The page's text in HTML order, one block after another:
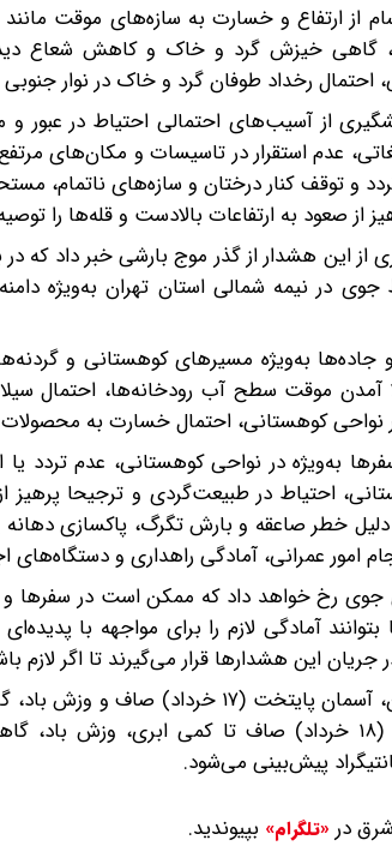
ارتفاع و خسارت به سازه‌های موقت مانند
گاهی خیزش گرد و خاک و کاهش شعاع دید
احتمال رخداد طوفان گرد و خاک در نوار
از آسیب‌های احتمالی احتیاط در عبور و
عدم استقرار در تاسیسات و مکان‌های
و توقف کنار درختان و سازه‌های ناتمام،
از صعود به ارتفاعات بالادست و قله‌ها را
این هشدار از گذر موج بارشی خبر داد که
به‌ویژه مسیرهای کوهستانی و
موقت سطح آب رودخانه‌ها، احتمال
کوهستانی، احتمال خسارت به محصولات
به‌ویژه در نواحی کوهستانی، عدم تردد
احتیاط در طبیعت‌گردی و ترجیحا پرهیز
خطر صاعقه و بارش تگرگ، پاکسازی
امور عمرانی، آمادگی راهداری و دستگاه‌های
رخ خواهد داد که ممکن است در سفرها و
آمادگی لازم را برای مواجهه با
این هشدارها قرار می‌گیرند تا اگر لازم
دمای ۳۲ درجه سانتیگراد و همچنین دوشنبه (۱۸ خرداد) صاف
در «تلگرام» بپیوندید.